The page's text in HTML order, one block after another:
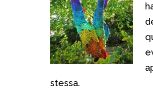
stessa.